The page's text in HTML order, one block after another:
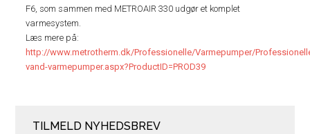
F6, som sammen med METROAIR 330 udgør et komplet
varmesystem.
Læs mere på:
http://www.metrotherm.dk/Professionelle/Varmepumper/
vand-varmepumper.aspx?ProductID=PROD39
TILMELD NYHEDSBREV